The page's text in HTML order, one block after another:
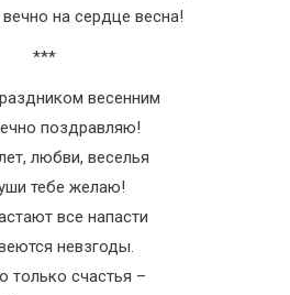
на сердце весна!
***
весенним
поздравляю!
любви, веселья
тебе желаю!
все напасти
невзгоды.
только счастья –